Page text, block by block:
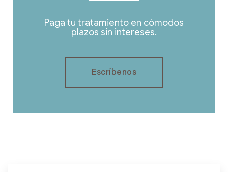
Paga tu tratamiento en cómodos
plazos sin intereses.
Escríbenos